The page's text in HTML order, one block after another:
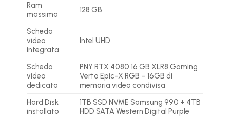
Ram
massima
128 GB
Scheda
video
integrata
Intel UHD
Scheda
video
dedicata
PNY RTX 4080 16 GB XLR8 Gaming
Verto Epic-X RGB – 16GB di
memoria video condivisa
Hard Disk
installato
1TB SSD NVME Samsung 990 + 4TB
HDD SATA Western Digital Purple